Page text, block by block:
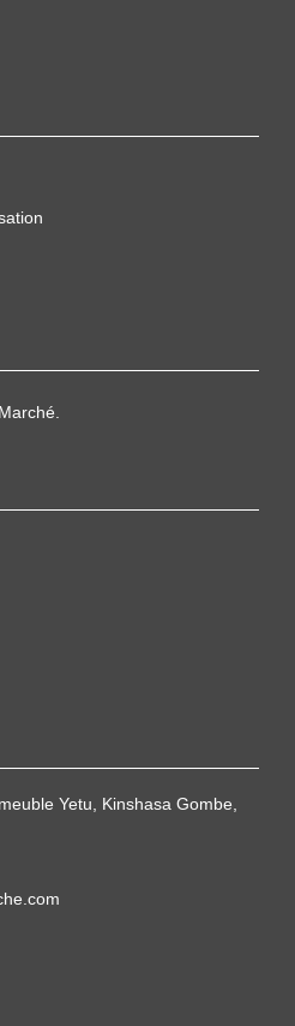
Yetu, Kinshasa Gombe,